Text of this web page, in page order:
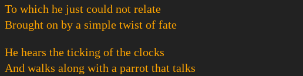
To which he just could not relate
Brought on by a simple twist of fate
He hears the ticking of the clocks
And walks along with a parrot that talks